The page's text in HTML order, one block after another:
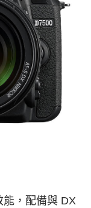
能，配備與 DX